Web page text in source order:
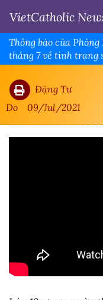
VietCatholic
Thông báo của
tháng 7 về tình trạng
Phanxicô
Đặng Tự
Do
09/Jul/2021